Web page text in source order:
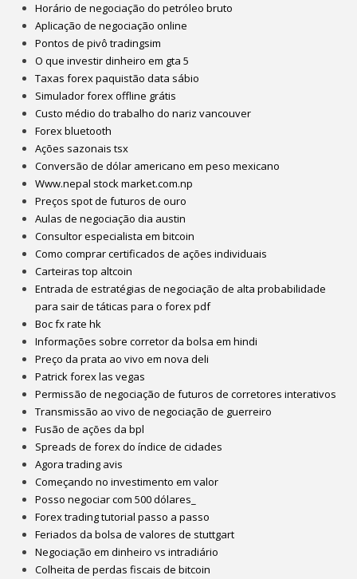
Horário de negociação do petróleo bruto
Aplicação de negociação online
Pontos de pivô tradingsim
O que investir dinheiro em gta 5
Taxas forex paquistão data sábio
Simulador forex offline grátis
Custo médio do trabalho do nariz vancouver
Forex bluetooth
Ações sazonais tsx
Conversão de dólar americano em peso mexicano
Www.nepal stock market.com.np
Preços spot de futuros de ouro
Aulas de negociação dia austin
Consultor especialista em bitcoin
Como comprar certificados de ações individuais
Carteiras top altcoin
Entrada de estratégias de negociação de alta probabilidade
para sair de táticas para o forex pdf
Boc fx rate hk
Informações sobre corretor da bolsa em hindi
Preço da prata ao vivo em nova deli
Patrick forex las vegas
Permissão de negociação de futuros de corretores interativos
Transmissão ao vivo de negociação de guerreiro
Fusão de ações da bpl
Spreads de forex do índice de cidades
Agora trading avis
Começando no investimento em valor
Posso negociar com 500 dólares_
Forex trading tutorial passo a passo
Feriados da bolsa de valores de stuttgart
Negociação em dinheiro vs intradiário
Colheita de perdas fiscais de bitcoin